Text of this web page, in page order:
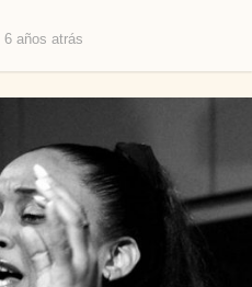
6 años atrás
o
a
t
r
á
s